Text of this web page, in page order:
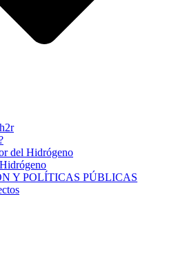
del Hidrógeno
Y POLÍTICAS PÚBLICAS